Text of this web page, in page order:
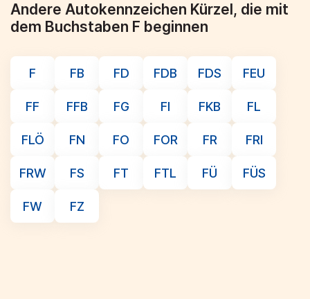
Andere Autokennzeichen Kürzel, die mit
dem Buchstaben F beginnen
F FB FD FDB FDS FEU
FF FFB FG FI FKB FL
FLÖ FN FO FOR FR FRI
FRW FS FT FTL FÜ FÜS
FW FZ